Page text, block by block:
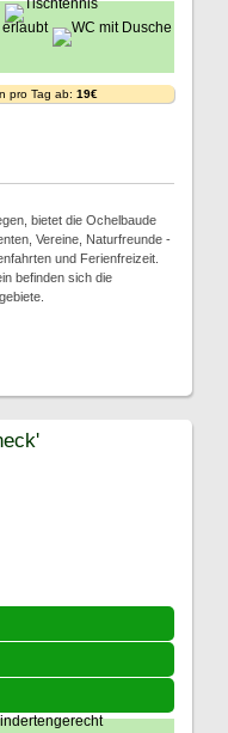
pro Tag ab: 19€
bietet die Ochelbaude
Vereine, Naturfreunde -
und Ferienfreizeit.
befinden sich die